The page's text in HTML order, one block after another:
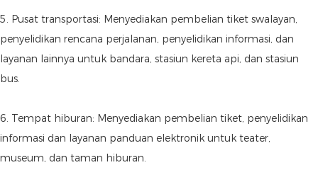
5. Pusat transportasi: Menyediakan pembelian tiket swalayan,
penyelidikan rencana perjalanan, penyelidikan informasi, dan
layanan lainnya untuk bandara, stasiun kereta api, dan stasiun
bus.
6. Tempat hiburan: Menyediakan pembelian tiket, penyelidikan
informasi dan layanan panduan elektronik untuk teater,
museum, dan taman hiburan.